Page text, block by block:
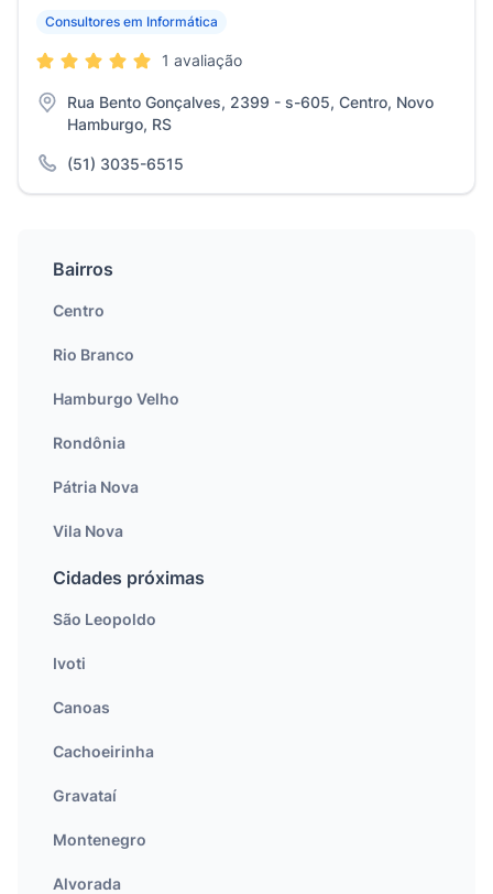
Consultores em Informática
1 avaliação
Rua Bento Gonçalves, 2399 - s-605, Centro, Novo
Hamburgo, RS
(51) 3035-6515
Bairros
Centro
Rio Branco
Hamburgo Velho
Rondônia
Pátria Nova
Vila Nova
Cidades próximas
São Leopoldo
Ivoti
Canoas
Cachoeirinha
Gravataí
Montenegro
Alvorada